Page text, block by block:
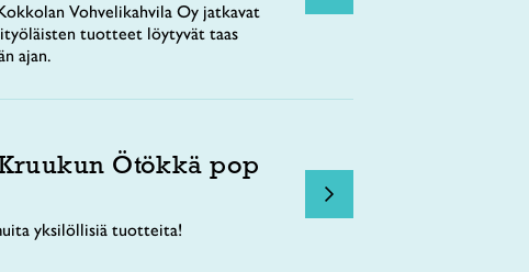
Vohvelikahvila Oy jatkavat
tuotteet löytyvät taas
ajan.
Ötökkä pop
yksilöllisiä tuotteita!